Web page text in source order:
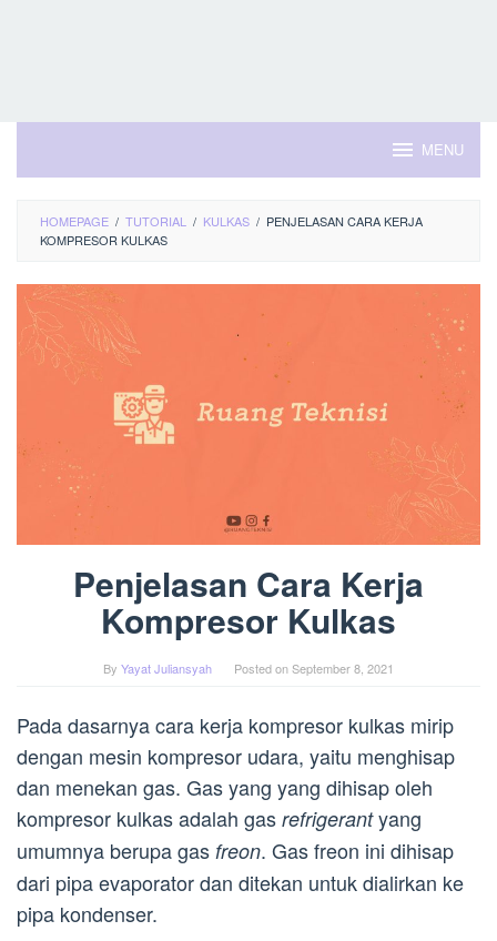
MENU
HOMEPAGE / TUTORIAL / KULKAS / PENJELASAN CARA KERJA
KOMPRESOR KULKAS
Penjelasan Cara Kerja
Kompresor Kulkas
By Yayat Juliansyah Posted onSeptember 8, 2021
Pada dasarnya cara kerja kompresor kulkas mirip
dengan mesin kompresor udara, yaitu menghisap
dan menekan gas. Gas yang yang dihisap oleh
kompresor kulkas adalah gas refrigerantyang
umumnya berupa gas freon. Gas freon ini dihisap
dari pipa evaporator dan ditekan untuk dialirkan ke
pipa kondenser.